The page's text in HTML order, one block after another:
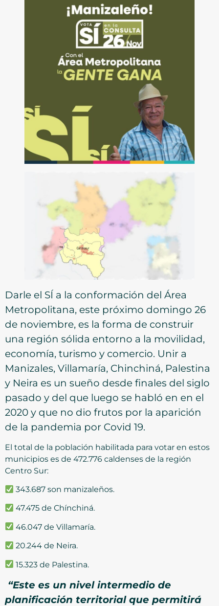
Darle el SÍ a la conformación del Área
Metropolitana, este próximo domingo 26
de noviembre, es la forma de construir
una región sólida entorno a la movilidad,
economía, turismo y comercio. Unir a
Manizales, Villamaría, Chinchiná, Palestina
y Neira es un sueño desde finales del siglo
pasado y del que luego se habló en en el
2020 y que no dio frutos por la aparición
de la pandemia por Covid 19.
El total de la población habilitada para votar en estos
municipios es de 472.776 caldenses de la región
Centro Sur:
343.687 son manizaleños.
47.475 de Chínchiná.
46.047 de Villamaría.
20.244 de Neira.
15.323 de Palestina.
“Este es un nivel intermedio de
planificación territorial que permitirá